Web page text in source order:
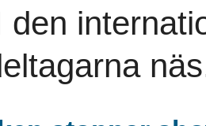
den